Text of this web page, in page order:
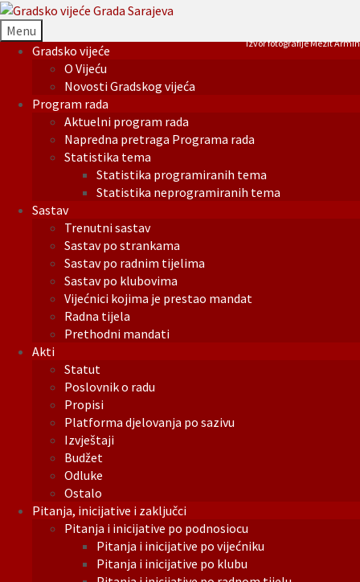
Menu
Gradsko vijeće
O Vijeću
Novosti Gradskog vijeća
Program rada
Aktuelni program rada
Napredna pretraga Programa rada
Statistika tema
Statistika programiranih tema
Statistika neprogramiranih tema
Sastav
Trenutni sastav
Sastav po strankama
Sastav po radnim tijelima
Sastav po klubovima
Vijećnici kojima je prestao mandat
Radna tijela
Prethodni mandati
Akti
Statut
Poslovnik o radu
Propisi
Platforma djelovanja po sazivu
Izvještaji
Budžet
Odluke
Ostalo
Pitanja, inicijative i zaključci
Pitanja i inicijative po podnosiocu
Pitanja i inicijative po vijećniku
Pitanja i inicijative po klubu
Izvor fotografije Mezit Armin